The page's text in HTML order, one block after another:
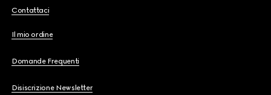
Contattaci
Il mio ordine
Domande Frequenti
Disiscrizione Newsletter